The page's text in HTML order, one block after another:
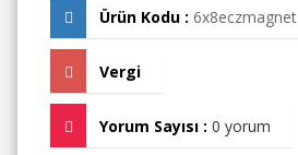
Ürün Kodu : 6x8eczmagnet
Vergi
Yorum Sayısı : 0 yorum